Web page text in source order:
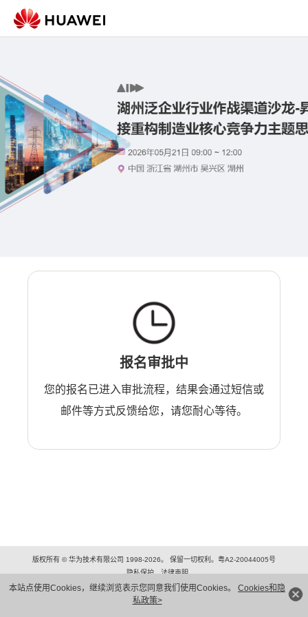
本站点使用Cookies，继续浏览表示您同意我们使用Cookies。 Cookies和隐
私政策>
报名审批中
您的报名已进入审批流程，结果会通过短信或
邮件等方式反馈给您，请您耐心等待。
版权所有 © 华为技术有限公司 1998-2026。 保留一切权利。粤A2-20044005号
隐私保护
法律声明